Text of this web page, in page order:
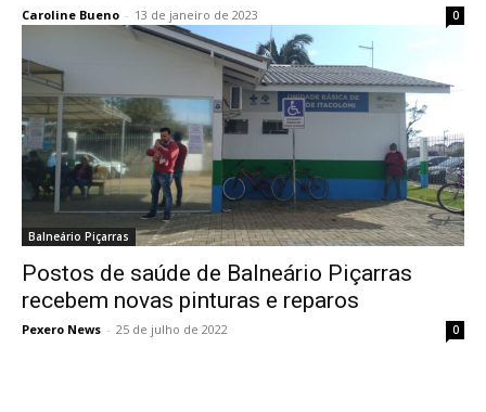
Caroline Bueno - 13 de janeiro de 2023 0
Balneário Piçarras
Postos de saúde de Balneário Piçarras
recebem novas pinturas e reparos
Pexero News - 25 de julho de 2022 0